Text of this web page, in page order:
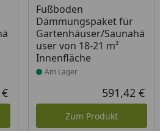
Aktueller Preis
Fußboden
Dämmungspaket für
Gartenhäuser/Saunahä
user von 18-21 m²
Innenfläche
Produkt am Lager
Am Lager
591,42 €
Zum Produkt